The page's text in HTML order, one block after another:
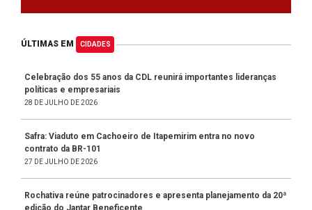
ÚLTIMAS EM CIDADES
Celebração dos 55 anos da CDL reunirá importantes lideranças
políticas e empresariais
28 DE JULHO DE 2026
Safra: Viaduto em Cachoeiro de Itapemirim entra no novo
contrato da BR-101
27 DE JULHO DE 2026
Rochativa reúne patrocinadores e apresenta planejamento da 20ª
edição do Jantar Beneficente